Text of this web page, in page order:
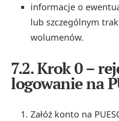
informacje o
lub szczególnym
wolumenów.
7.2. Krok 0 –
logowanie na
Załóż konto na